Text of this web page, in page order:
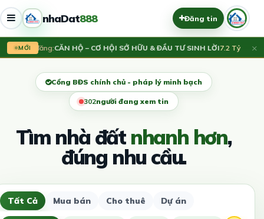
nhaDat888 Đăng tin
MỚI
Vừa đăng:CĂN HỘ – CƠ HỘI SỞ HỮU & ĐẦU TƯ SINH LỜI7.2 Tỷ ×
Cổng BĐS chính chủ - pháp lý minh bạch
300người đang xem tin
Tìm nhà đấtnhanh hơn,
đúng nhu cầu.
Tất Cả Mua bán Cho thuê Dự án